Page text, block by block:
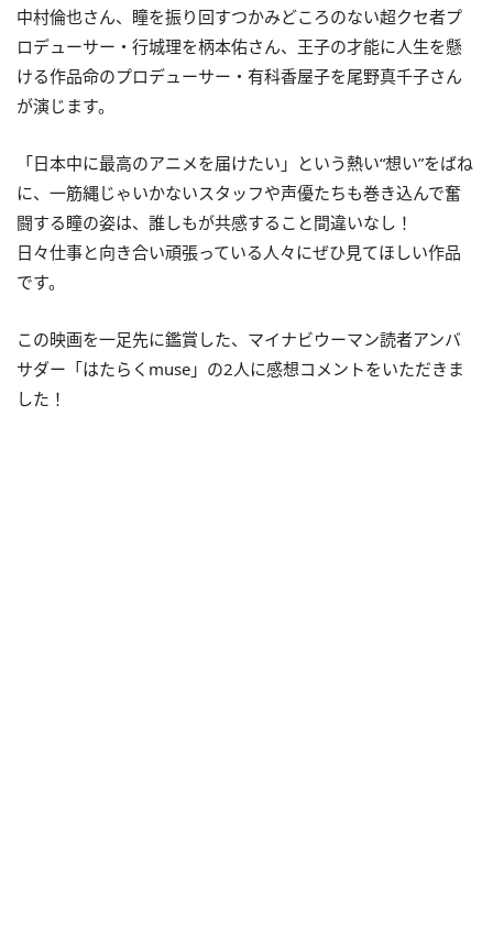
中村倫也さん、瞳を振り回すつかみどころのない超クセ者プ
ロデューサー・行城理を柄本佑さん、王子の才能に人生を懸
ける作品命のプロデューサー・有科香屋子を尾野真千子さん
が演じます。
「日本中に最高のアニメを届けたい」という熱い“想い”をばね
に、一筋縄じゃいかないスタッフや声優たちも巻き込んで奮
闘する瞳の姿は、誰しもが共感すること間違いなし！
日々仕事と向き合い頑張っている人々にぜひ見てほしい作品
です。
この映画を一足先に鑑賞した、マイナビウーマン読者アンバ
サダー「はたらくmuse」の2人に感想コメントをいただきま
した！